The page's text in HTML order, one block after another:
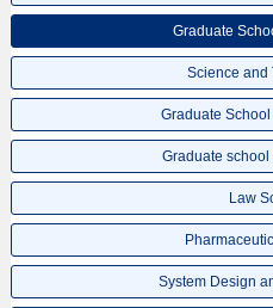
Graduate
Science and
Graduate
Graduate school
Law
System Design